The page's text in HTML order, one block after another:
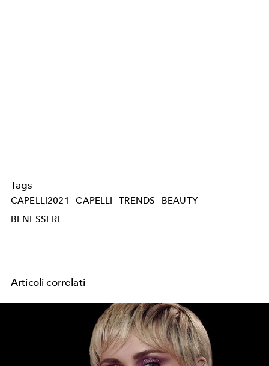
Tags
CAPELLI2021 CAPELLI TRENDS
BEAUTY
BENESSERE
Articoli correlati